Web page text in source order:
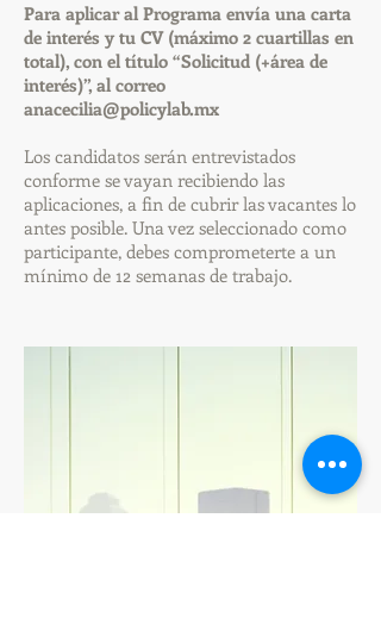
Para aplicar al Programa envía una carta
de interés y tu CV (máximo 2 cuartillas en
total), con el título “Solicitud (+área de
interés)”, al correo
anacecilia@policylab.mx
Los candidatos serán entrevistados
conforme se vayan recibiendo las
aplicaciones, a fin de cubrir las vacantes lo
antes posible. Una vez seleccionado como
participante, debes comprometerte a un
mínimo de 12 semanas de trabajo.